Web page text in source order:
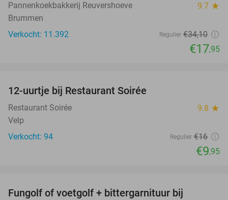
Pannenkoekbakkerij Reuvershoeve 9.7 star
Brummen
Verkocht: 11.392
Regulier €34,10
€17,95
12-uurtje bij Restaurant Soirée
Restaurant Soirée 9.8 star
Velp
Verkocht: 94
Regulier €16
€9,95
Fungolf of voetgolf + bittergarnituur bij